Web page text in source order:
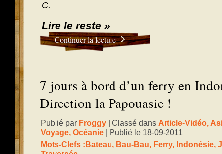
C.
Lire le reste »
Continuer la lecture
7 jours à bord d’un ferry en
Direction la Papouasie !
Publié par Froggy | Classé dans Article-Vidéo,
Voyage, Océanie | Publié le 18-09-2011
Mots-Clefs :Bateau, Bau-Bau, Ferry, Indonésie,